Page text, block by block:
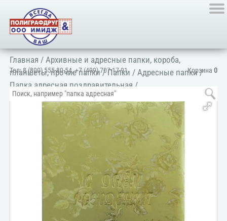
Корзина 0
Тел:8 (800) 555-80-54,+7 (499) 707-17-91
Главная /Архивные и адресные папки, короба,
планшеты, прочие папки/Папки /Адресные папки/
Папка адресная поздравительная /